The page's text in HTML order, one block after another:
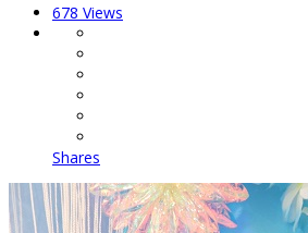
678 Views
Shares